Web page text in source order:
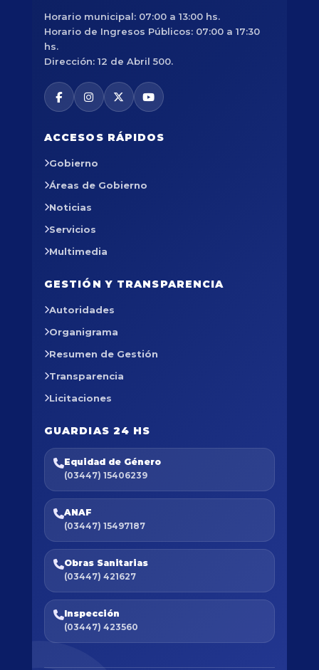
Horario municipal: 07:00 a 13:00 hs.
Horario de Ingresos Públicos: 07:00 a 17:30
hs.
Dirección: 12 de Abril 500.
ACCESOS RÁPIDOS
Gobierno
Áreas de Gobierno
Noticias
Servicios
Multimedia
GESTIÓN Y TRANSPARENCIA
Autoridades
Organigrama
Resumen de Gestión
Transparencia
Licitaciones
GUARDIAS 24 HS
Equidad de Género
(03447) 15406239
ANAF
(03447) 15497187
Obras Sanitarias
(03447) 421627
Inspección
(03447) 423560